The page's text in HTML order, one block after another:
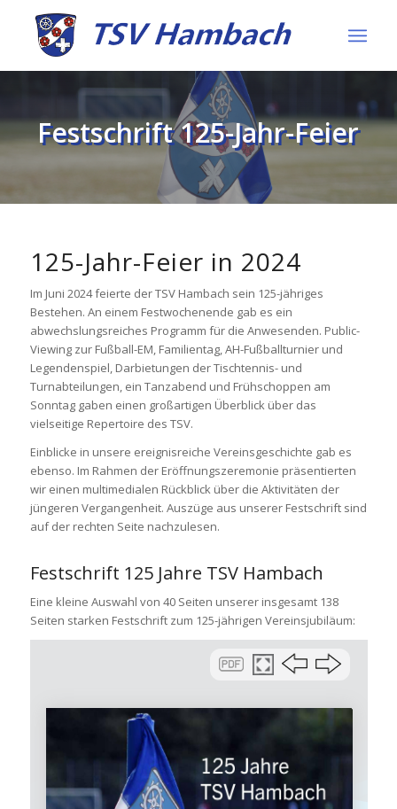
Festschrift 125-Jahr-Feier
125-Jahr-Feier in 2024
Im Juni 2024 feierte der TSV Hambach sein 125-jähriges
Bestehen. An einem Festwochenende gab es ein
abwechslungsreiches Programm für die Anwesenden. Public-
Viewing zur Fußball-EM, Familientag, AH-Fußballturnier und
Legendenspiel, Darbietungen der Tischtennis- und
Turnabteilungen, ein Tanzabend und Frühschoppen am
Sonntag gaben einen großartigen Überblick über das
vielseitige Repertoire des TSV.
Einblicke in unsere ereignisreiche Vereinsgeschichte gab es
ebenso. Im Rahmen der Eröffnungszeremonie präsentierten
wir einen multimedialen Rückblick über die Aktivitäten der
jüngeren Vergangenheit. Auszüge aus unserer Festschrift sind
auf der rechten Seite nachzulesen.
Festschrift 125 Jahre TSV Hambach
Eine kleine Auswahl von 40 Seiten unserer insgesamt 138
Seiten starken Festschrift zum 125-jährigen Vereinsjubiläum: